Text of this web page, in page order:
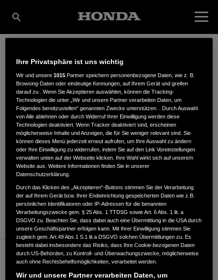
KLAUS BÄRMANN
GMBH
Grossmattenstraße 3,79219,Staufen i. Breisgau
ANFAHRTSBESCHREIBUNG ANFORDERN
WEBSITE
Verkauf / Kundendienst
Ihre Privatsphäre ist uns wichtig
Wir und unsere1015 Partner speichern personenbezogene Daten, wie z. B.
Browsing-Daten oder eindeutige Kennungen, auf Ihrem Gerät und greifen
darauf zu . Wenn Sie Akzeptieren auswählen, können die Tracking-
Technologien die unter „Wir und unsere Partner verarbeiten Daten, um
Folgendes bereitzustellen“ genannten Zwecke unterstützen. . Durch Auswahl
von Alle ablehnen oder durch Widerruf Ihrer Einwilligung werden diese
Technologien deaktiviert. Wenn Tracker deaktiviert sind, erscheinen
möglicherweise Inhalte und Anzeigen, die für Sie weniger relevant sind. Sie
können dieses Menü jederzeit erneut aufrufen, um Ihre Auswahl zu ändern
oder Ihre Einwilligung zu widerrufen, indem Sie auf den Link Voreinstellungen
verwalten unten auf der Webseite klicken. Ihre Wahl wirkt sich auf unsere/n
Website aus. Weitere Informationen finden Sie in unserer
Datenschutzerklärung.
Durch das Klicken des „Akzeptieren“-Buttons stimmen Sie der Verarbeitung
der auf Ihrem Gerät bzw. Ihrer Endeinrichtung gespeicherten Daten wie z.B.
persönlichen Identifikatoren oder IP-Adressen für die benannten
Verarbeitungszwecke gem. § 25 Abs. 1 TTDSG sowie Art. 6 Abs. 1 lit. a
DSGVO zu. Beachten Sie, dass dabei auch eine Übermittlung in die USA durch
unsere Geschäftspartner erfolgen kann. Mit Ihrer Einwilligung stimmen Sie
zugleich gem. Art.49 Abs.1 S.1 lit.a DSGVO solchen Übermittlungen zu. Es
besteht dabei insbesondere das Risiko, dass Ihre Cookie-bezogenen Daten
durch US-Behörden, zu Kontroll- und Überwachungszwecke, möglicherweise
auch ohne Rechtsbehelfsmöglichkeiten, verarbeitet werden.
Wir und unsere Partner verarbeiten Daten, um